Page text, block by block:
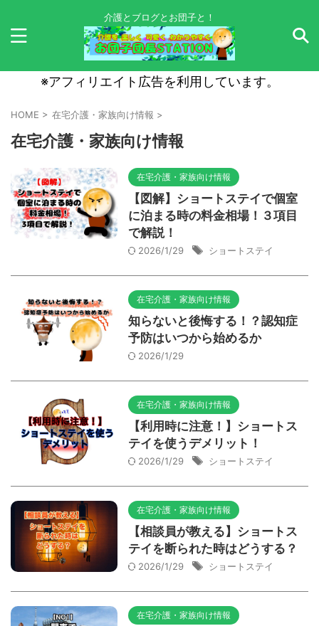
介護とブログとお団子と！
※アフィリエイト広告を利用しています。
HOME > 在宅介護・家族向け情報 >
在宅介護・家族向け情報
在宅介護・家族向け情報
【図解】ショートステイで個室
に泊まる時の料金相場！３項目
で解説！
2026/1/29 ショートステイ
在宅介護・家族向け情報
知らないと後悔する！？認知症
予防はいつから始めるか
2026/1/29
在宅介護・家族向け情報
【利用時に注意！】ショートス
テイを使うデメリット！
2026/1/29 ショートステイ
在宅介護・家族向け情報
【相談員が教える】ショートス
テイを断られた時はどうする？
2026/1/29 ショートステイ
在宅介護・家族向け情報